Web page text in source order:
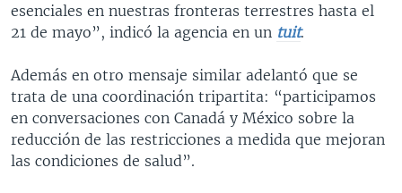
esenciales en nuestras fronteras terrestres hasta el
21 de mayo”, indicó la agencia en un tuit.
Además en otro mensaje similar adelantó que se
trata de una coordinación tripartita: “participamos
en conversaciones con Canadá y México sobre la
reducción de las restricciones a medida que mejoran
las condiciones de salud”.